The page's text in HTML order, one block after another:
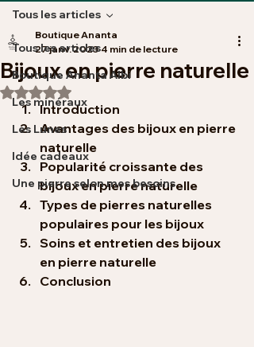
Tous les articles
Boutique Ananta Albi
Les minéraux
Les Lunes
Idée cadeaux
Une pierre selon mes besoins
Tous les articles
Bijoux en pierre naturelle
Boutique Ananta
27 janv. 2023 4 min de lecture
Noté NaN étoiles sur 5.
Introduction
Avantages des bijoux en pierre
naturelle
Popularité croissante des
bijoux en pierre naturelle
Types de pierres naturelles
populaires pour les bijoux
Soins et entretien des bijoux
en pierre naturelle
Conclusion